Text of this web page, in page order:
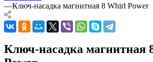
—Ключ-насадка магнитная 8 Whirl Power
Ключ-насадка магнитная